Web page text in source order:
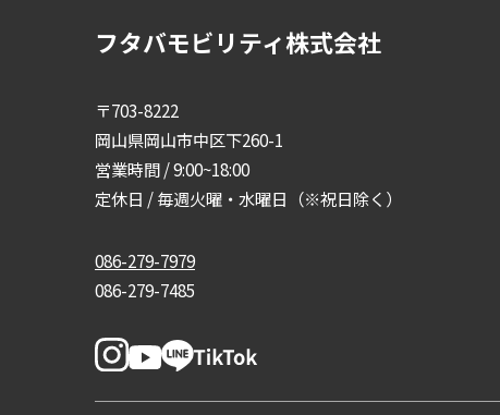
フタバモビリティ株式会社
〒703-8222
岡山県岡山市中区下260-1
営業時間 / 9:00~18:00
定休日 / 毎週火曜・水曜日（※祝日除く）
086-279-7979
086-279-7485